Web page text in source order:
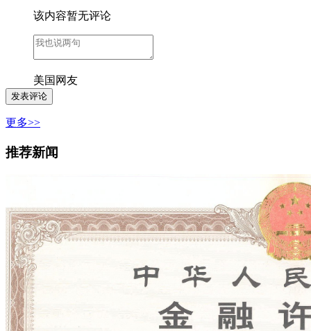
该内容暂无评论
美国网友
更多>>
推荐新闻